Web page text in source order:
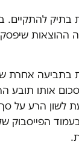
בתיק
ההוצאות
בתביעה אחרת
הפייסבוק